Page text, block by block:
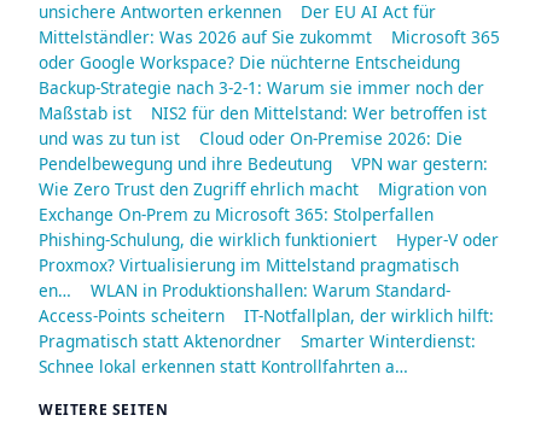
unsichere Antworten erkennen
Der EU AI Act für
Mittelständler: Was 2026 auf Sie zukommt
Microsoft 365
oder Google Workspace? Die nüchterne Entscheidung
Backup-Strategie nach 3-2-1: Warum sie immer noch der
Maßstab ist
NIS2 für den Mittelstand: Wer betroffen ist
und was zu tun ist
Cloud oder On-Premise 2026: Die
Pendelbewegung und ihre Bedeutung
VPN war gestern:
Wie Zero Trust den Zugriff ehrlich macht
Migration von
Exchange On-Prem zu Microsoft 365: Stolperfallen
Phishing-Schulung, die wirklich funktioniert
Hyper-V oder
Proxmox? Virtualisierung im Mittelstand pragmatisch
en…
WLAN in Produktionshallen: Warum Standard-
Access-Points scheitern
IT-Notfallplan, der wirklich hilft:
Pragmatisch statt Aktenordner
Smarter Winterdienst:
Schnee lokal erkennen statt Kontrollfahrten a…
WEITERE SEITEN